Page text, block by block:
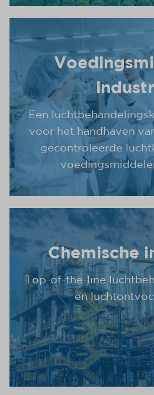
Een
voor het handhaven
gecontroleerde
Chemische
Top-of-the-line
en